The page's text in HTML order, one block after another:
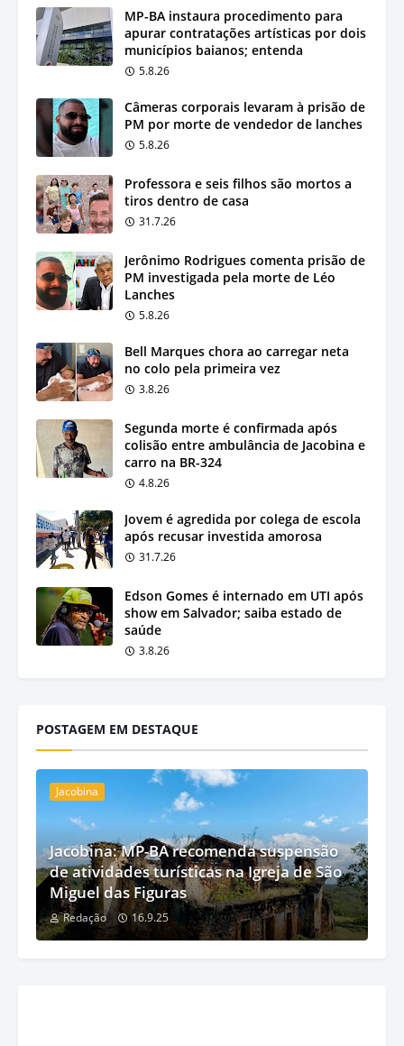
MP-BA instaura procedimento para
apurar contratações artísticas por dois
municípios baianos; entenda
5.8.26
Câmeras corporais levaram à prisão de
PM por morte de vendedor de lanches
5.8.26
Professora e seis filhos são mortos a
tiros dentro de casa
31.7.26
Jerônimo Rodrigues comenta prisão de
PM investigada pela morte de Léo
Lanches
5.8.26
Bell Marques chora ao carregar neta
no colo pela primeira vez
3.8.26
Segunda morte é confirmada após
colisão entre ambulância de Jacobina e
carro na BR-324
4.8.26
Jovem é agredida por colega de escola
após recusar investida amorosa
31.7.26
Edson Gomes é internado em UTI após
show em Salvador; saiba estado de
saúde
3.8.26
POSTAGEM EM DESTAQUE
Jacobina
Jacobina: MP-BA recomenda suspensão
de atividades turísticas na Igreja de São
Miguel das Figuras
Redação 16.9.25